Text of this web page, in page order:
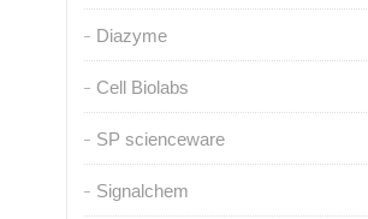
Diazyme
Cell Biolabs
SP scienceware
Signalchem